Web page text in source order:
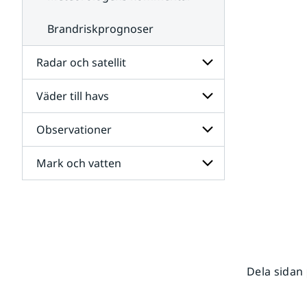
Brandriskprognoser
Radar och satellit
Undersidor
för
Radar
och
satellit
Väder till havs
Undersidor
för
Väder
till
havs
Observationer
Undersidor
för
Mark och vatten
Dela sidan